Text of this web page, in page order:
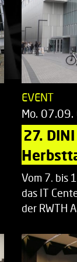
EVENT
Mo.
27.
Vom 7. bis
das IT
der RWTH